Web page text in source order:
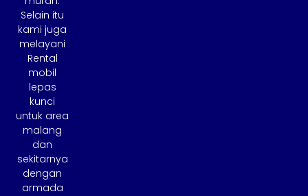
Selain itu
kami juga
melayani
Rental
mobil
lepas
kunci
untuk area
malang
dan
sekitarnya
dengan
armada